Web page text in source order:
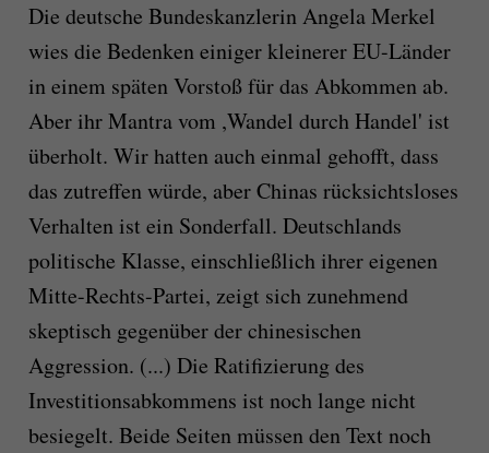
Die deutsche Bundeskanzlerin Angela Merkel
wies die Bedenken einiger kleinerer EU-Länder
in einem späten Vorstoß für das Abkommen ab.
Aber ihr Mantra vom ,Wandel durch Handel' ist
überholt. Wir hatten auch einmal gehofft, dass
das zutreffen würde, aber Chinas rücksichtsloses
Verhalten ist ein Sonderfall. Deutschlands
politische Klasse, einschließlich ihrer eigenen
Mitte-Rechts-Partei, zeigt sich zunehmend
skeptisch gegenüber der chinesischen
Aggression. (...) Die Ratifizierung des
Investitionsabkommens ist noch lange nicht
besiegelt. Beide Seiten müssen den Text noch